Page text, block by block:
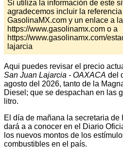
Si utiliza la información de este
agradecemos incluir la
GasolinaMX.com y un enlace a la
https://www.gasolinamx.com o a
https://www.gasolinamx.com/
lajarcia
Aqui puedes revisar el precio
San Juan Lajarcia - OAXACA del
agosto del 2026, tanto de la
Diesel; que se despachan en las
litro.
El día de mañana la secretaria
dará a a conocer en el Diario
los nuevos montos de los
combustibles en el país.